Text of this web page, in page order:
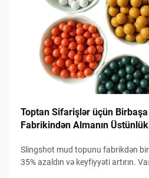
Toptan Sifarişlər üçün
Fabrikindən Almanın
Slingshot mud topunu fabrikdən
35% azaldın və keyfiyyəti artırın.